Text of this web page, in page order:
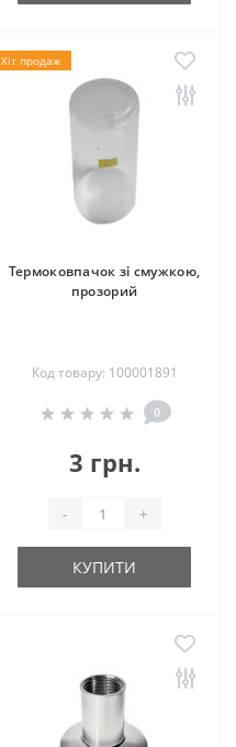
Хіт продаж
Термоковпачок зі смужкою,
прозорий
Код товару: 100001891
0
3 грн.
- +
КУПИТИ